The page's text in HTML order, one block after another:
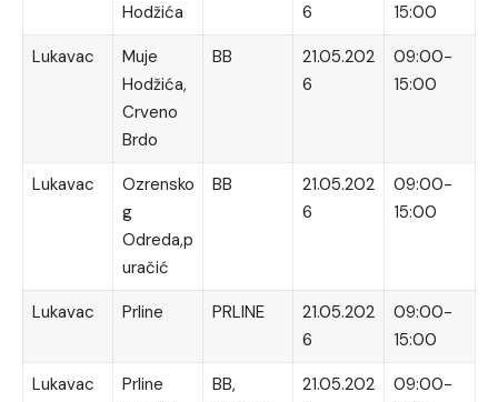
Hodžića
6
15:00
Lukavac
Muje
Hodžića,
Crveno
Brdo
BB
21.05.202
6
09:00-
15:00
Lukavac
Ozrensko
g
Odreda,p
uračić
BB
21.05.202
6
09:00-
15:00
Lukavac Prline PRLINE
21.05.202
6
09:00-
15:00
Lukavac
Prline
BB,
21.05.202
09:00-